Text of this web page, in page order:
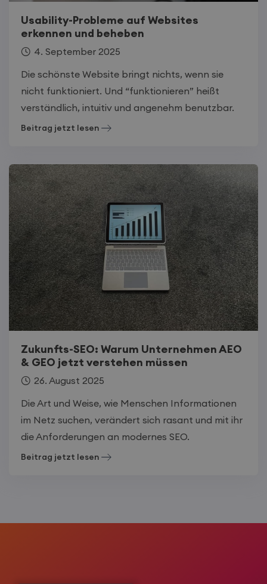
Usability-Probleme auf Websites
erkennen und beheben
4. September 2025
Die schönste Website bringt nichts, wenn sie
nicht funktioniert. Und “funktionieren” heißt
verständlich, intuitiv und angenehm benutzbar.
Beitrag jetzt lesen
Zukunfts-SEO: Warum Unternehmen AEO
& GEO jetzt verstehen müssen
26. August 2025
Die Art und Weise, wie Menschen Informationen
im Netz suchen, verändert sich rasant und mit ihr
die Anforderungen an modernes SEO.
Beitrag jetzt lesen